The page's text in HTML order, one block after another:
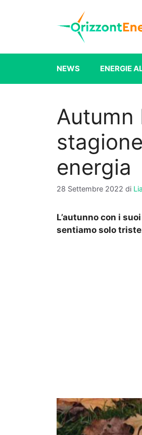
NEWS ENERGIE
Autumn
energia
28 Settembre 2022 di
L’autunno con i
sentiamo solo